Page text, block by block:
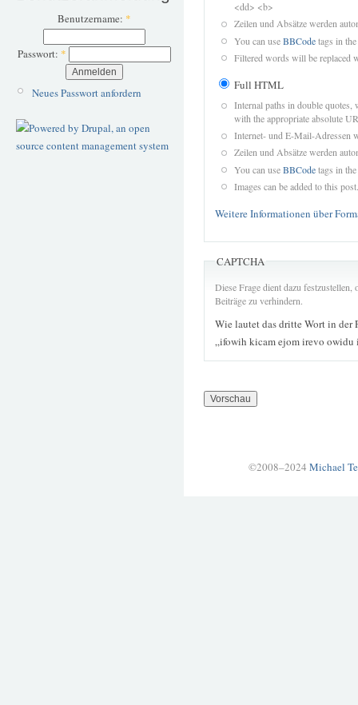
Benutzername: *
Passwort: *
Neues Passwort anfordern
<dd> <b>
Zeilen und Absätze werden
You can useBBCodetags in
Filtered words will be replaced
Full HTML
Internal paths in double quotes,
with the appropriate absolute
Internet- und E-Mail-Adressen
Zeilen und Absätze werden
You can useBBCodetags in
Images can be added to this post.
Weitere Informationen über
CAPTCHA
Diese Frage dient dazu
Beiträge zu verhindern.
Wie lautet das dritte Wort in der
„ifowih kicam ejom irevo
©2008–2024 Michael